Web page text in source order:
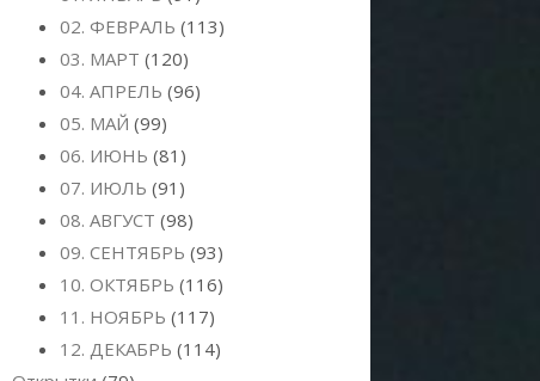
02. ФЕВРАЛЬ (113)
03. МАРТ (120)
04. АПРЕЛЬ (96)
05. МАЙ (99)
06. ИЮНЬ (81)
07. ИЮЛЬ (91)
08. АВГУСТ (98)
09. СЕНТЯБРЬ (93)
10. ОКТЯБРЬ (116)
11. НОЯБРЬ (117)
12. ДЕКАБРЬ (114)